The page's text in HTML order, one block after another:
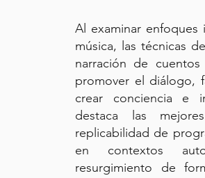
Al examinar enfoques
música, las técnicas
narración de
promover el diálogo,
crear conciencia e
destaca las
replicabilidad de
en contextos
resurgimiento de